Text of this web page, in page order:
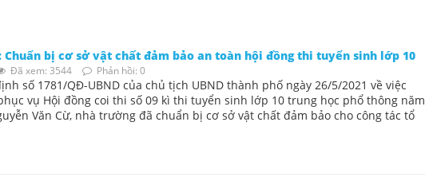
Chuẩn bị cơ sở vật chất đảm bảo an toàn hội đồng thi tuyển sinh lớp 10
Đã xem: 3544 Phản hồi: 0
số 1781/QĐ-UBND của chủ tịch UBND thành phố ngày 26/5/2021 về việc
vụ Hội đồng coi thi số 09 kì thi tuyển sinh lớp 10 trung học phổ thông năm
Văn Cừ, nhà trường đã chuẩn bị cơ sở vật chất đảm bảo cho công tác tổ